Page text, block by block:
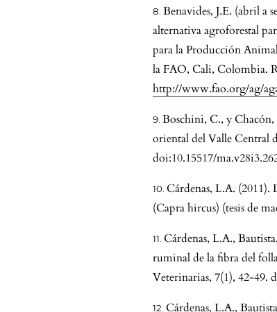
Benavides, J.E. (abril a
alternativa agroforestal
para la Producción
la FAO, Cali, Colombia.
http://www.fao.org/ag/
Boschini, C., y
oriental del Valle Central
doi:10.15517/
Cárdenas, L.A.
(Capra hircus) (tesis de
Cárdenas, L.A.,
ruminal de la fibra del
Veterinarias, 7(1), 42-49.
Cárdenas, L.A.,